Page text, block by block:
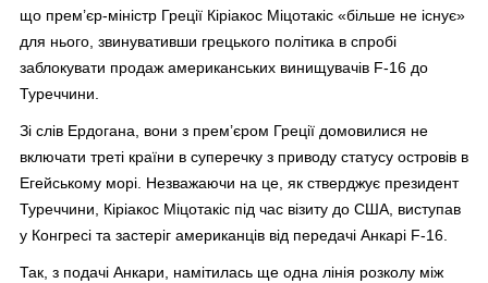
що прем’єр-міністр Греції Кіріакос Міцотакіс «більше не існує»
для нього, звинувативши грецького політика в спробі
заблокувати продаж американських винищувачів F-16 до
Туреччини.
Зі слів Ердогана, вони з прем’єром Греції домовилися не
включати треті країни в суперечку з приводу статусу островів в
Егейському морі. Незважаючи на це, як стверджує президент
Туреччини, Кіріакос Міцотакіс під час візиту до США, виступав
у Конгресі та застеріг американців від передачі Анкарі F-16.
Так, з подачі Анкари, намітилась ще одна лінія розколу між